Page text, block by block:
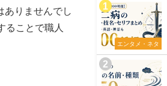
ありませんでし
ることで職人
エンタメ・ネタ